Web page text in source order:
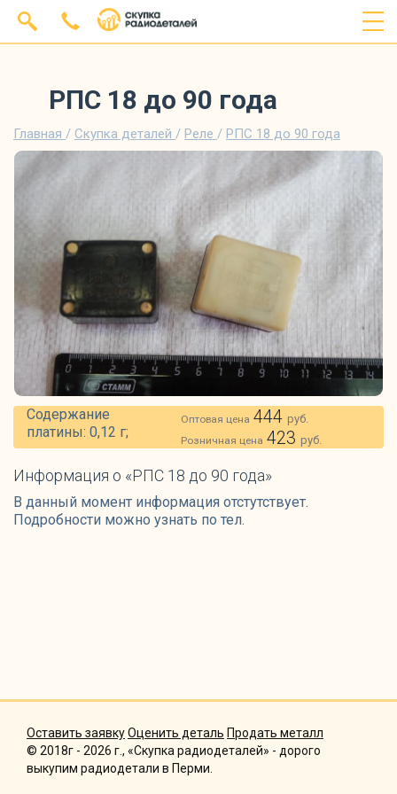
РПС 18 до 90 года
Главная / Скупка деталей / Реле / РПС 18 до 90 года
Содержание
платины: 0,12 г;
Оптовая цена 444руб.
Розничная цена 423руб.
Информация о «РПС 18 до 90 года»
В данный момент информация отстутствует.
Подробности можно узнать по тел.
Оставить заявкуОценить деталь Продать металл
© 2018г - 2026 г., «Скупка радиодеталей» - дорого
выкупим радиодетали в Перми.